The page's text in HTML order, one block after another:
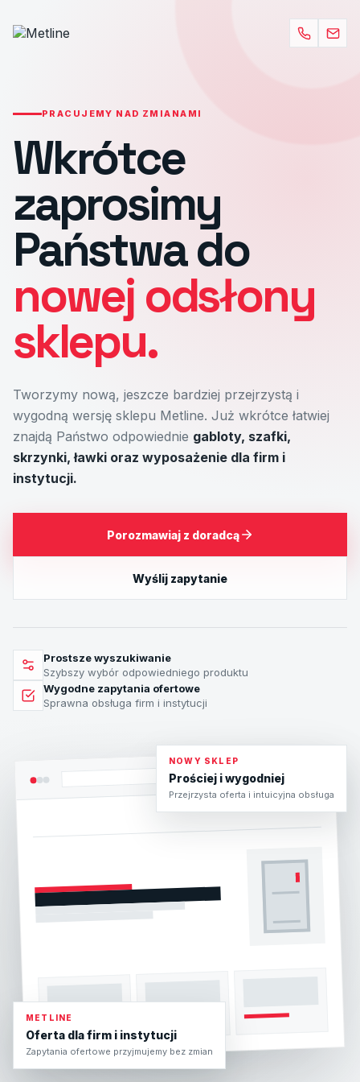
PRACUJEMY NAD ZMIANAMI
Wkrótce
zaprosimy
Państwa do
nowej odsłony
sklepu.
Tworzymy nową, jeszcze bardziej przejrzystą i
wygodną wersję sklepu Metline. Już wkrótce łatwiej
znajdą Państwo odpowiednie gabloty, szafki,
skrzynki, ławki oraz wyposażenie dla firm i
instytucji.
Porozmawiaj z doradcą
Wyślij zapytanie
Prostsze wyszukiwanie
Szybszy wybór odpowiedniego produktu
Wygodne zapytania ofertowe
Sprawna obsługa firm i instytucji
NOWY SKLEP
Prościej i wygodniej
Przejrzysta oferta i intuicyjna obsługa
METLINE
Oferta dla firm i instytucji
Zapytania ofertowe przyjmujemy bez zmian